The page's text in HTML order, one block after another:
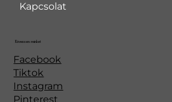
Kapcsolat
Facebook
Tiktok
Instagram
Pinterest
Kövessen minket